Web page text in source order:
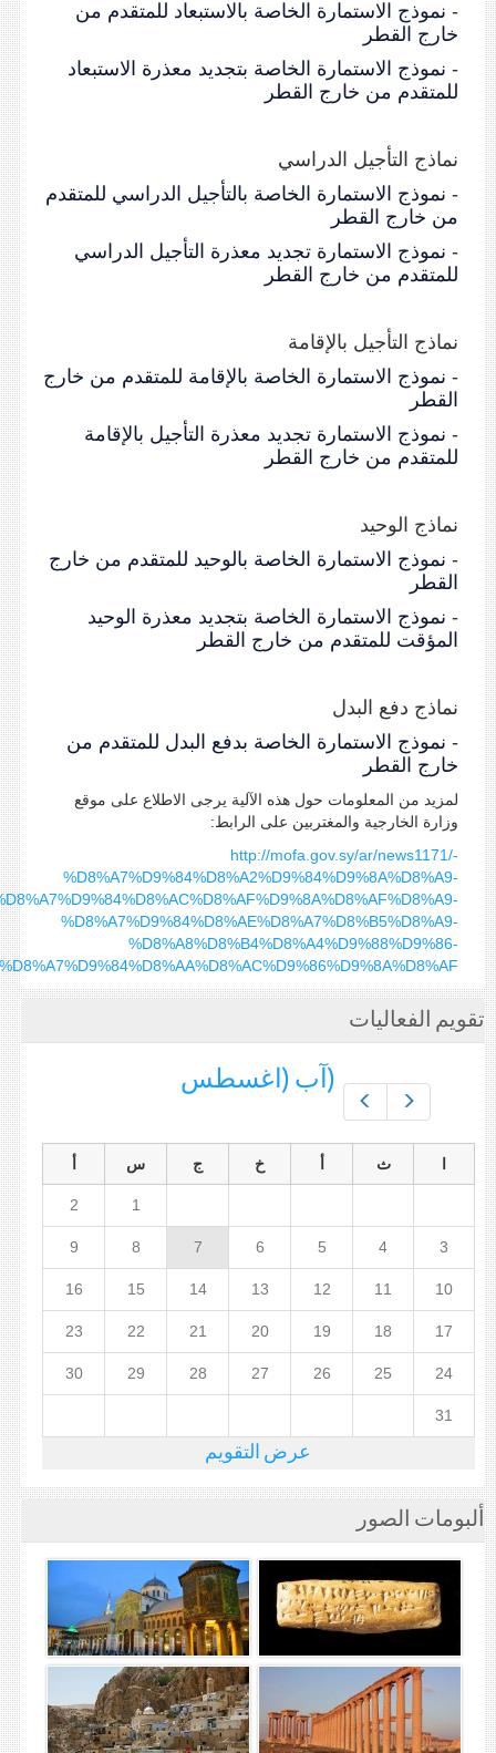
-نموذج الاستمارة الخاصة بالاستبعاد للمتقدم من
خارج القطر
نموذج الاستمارة الخاصة بتجديد معذرة الاستبعاد
للمتقدم من خارج القطر
نماذج التأجيل الدراسي
-نموذج الاستمارة الخاصة بالتأجيل الدراسي للمتقدم
من خارج القطر
-نموذج الاستمارة تجديد معذرة التأجيل الدراسي
للمتقدم من خارج القطر
نماذج التأجيل بالإقامة
-نموذج الاستمارة الخاصة بالإقامة للمتقدم من خارج
القطر
-نموذج الاستمارة تجديد معذرة التأجيل بالإقامة
للمتقدم من خارج القطر
نماذج الوحيد
-نموذج الاستمارة الخاصة بالوحيد للمتقدم من خارج
القطر
-نموذج الاستمارة الخاصة بتجديد معذرة الوحيد
المؤقت للمتقدم من خارج القطر
نماذج دفع البدل
-نموذج الاستمارة الخاصة بدفع البدل للمتقدم من
خارج القطر
لمزيد من المعلومات حول هذه الآلية يرجى الاطلاع على موقع
وزارة الخارجية والمغتربين على الرابط:
http://mofa.gov.sy/ar/news1171/-
%D8%A7%D9%84%D8%A2%D9%84%D9%8A%D8%A9-
%D8%A7%D9%84%D8%AC%D8%AF%D9%8A%D8%AF%D8%A9-
%D8%A7%D9%84%D8%AE%D8%A7%D8%B5%D8%A9-
%D8%A8%D8%B4%D8%A4%D9%88%D9%86-
%D8%A7%D9%84%D8%AA%D8%AC%D9%86%D9%8A%D8%AF
تقويم الفعاليات
Prev Next
(آب (اغسطس
ث خ ج س
2
3
4
5
6
7
8
9
10
11
12
13
14
15
16
17
18
19
20
21
22
23
24
25
26
27
28
29
30
31
عرض التقويم
ألبومات الصور